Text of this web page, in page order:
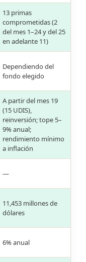
13 primas
comprometidas (2
del mes 1–24 y del 25
en adelante 11)
Dependiendo del
fondo elegido
A partir del mes 19
(15 UDIS),
reinversión; tope 5–
9% anual;
rendimiento mínimo
a inflación
—
11,453 millones de
dólares
6% anual